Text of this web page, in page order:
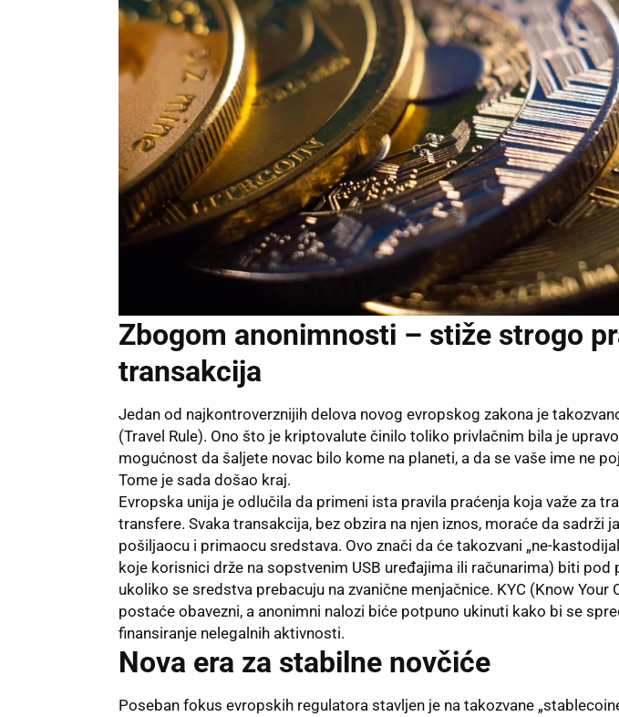
Zbogom anonimnosti – stiže strogo
transakcija
Jedan od najkontroverznijih delova novog evropskog zakona je
(Travel Rule). Ono što je kriptovalute činilo toliko privlačnim bila je
mogućnost da šaljete novac bilo kome na planeti, a da se vaše ime ne
Tome je sada došao kraj.
Evropska unija je odlučila da primeni ista pravila praćenja koja važe za
transfere. Svaka transakcija, bez obzira na njen iznos, moraće da sadrži
pošiljaocu i primaocu sredstava. Ovo znači da će takozvani „ne-
koje korisnici drže na sopstvenim USB uređajima ili računarima) biti pod
ukoliko se sredstva prebacuju na zvanične menjačnice. KYC (Know Your
postaće obavezni, a anonimni nalozi biće potpuno ukinuti kako bi se
finansiranje nelegalnih aktivnosti.
Nova era za stabilne novčiće
Poseban fokus evropskih regulatora stavljen je na takozvane